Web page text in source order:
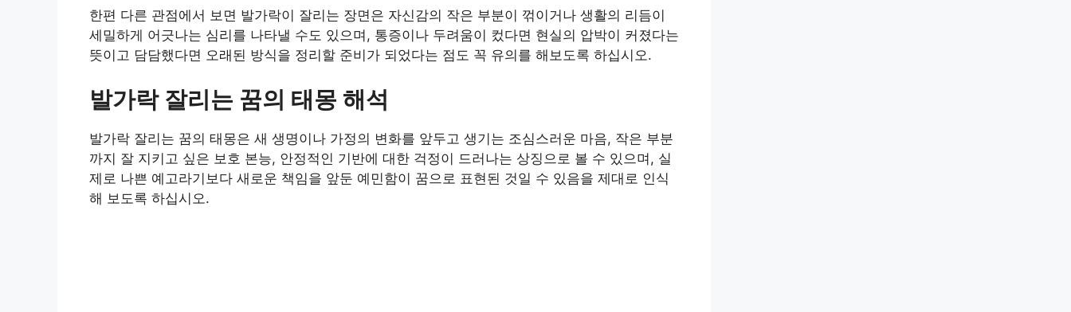
한편 다른 관점에서 보면 발가락이 잘리는 장면은 자신감의 작은 부분이 꺾이거나 생활의 리듬이
세밀하게 어긋나는 심리를 나타낼 수도 있으며, 통증이나 두려움이 컸다면 현실의 압박이 커졌다는
뜻이고 담담했다면 오래된 방식을 정리할 준비가 되었다는 점도 꼭 유의를 해보도록 하십시오.
발가락 잘리는 꿈의 태몽 해석
발가락 잘리는 꿈의 태몽은 새 생명이나 가정의 변화를 앞두고 생기는 조심스러운 마음, 작은 부분
까지 잘 지키고 싶은 보호 본능, 안정적인 기반에 대한 걱정이 드러나는 상징으로 볼 수 있으며, 실
제로 나쁜 예고라기보다 새로운 책임을 앞둔 예민함이 꿈으로 표현된 것일 수 있음을 제대로 인식
해 보도록 하십시오.